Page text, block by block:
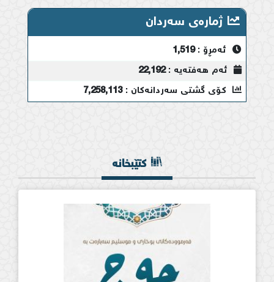
ژمارەی سەردان
ئەمڕۆ :1,519
ئەم هەفتەیە :22,192
کۆی گشتی سەردانەکان :7,258,113
کتێبخانە